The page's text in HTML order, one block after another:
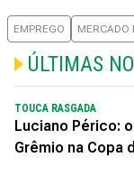
EMPREGO MERCADO
ÚLTIMAS
TOUCA RASGADA
Luciano Périco:
Grêmio na Copa